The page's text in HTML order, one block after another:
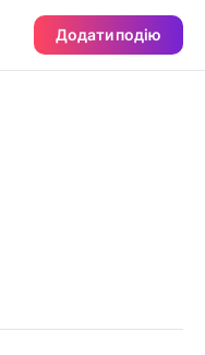
Додати подію